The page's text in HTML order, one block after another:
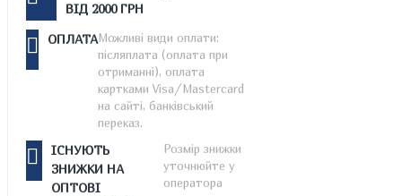
ВІД 2000 ГРН
ОПЛАТАМожливі види оплати:
післяплата (оплата при
отриманні), оплата
картками Visa/Mastercard
на сайті, банківський
переказ.
ІСНУЮТЬ
ЗНИЖКИ НА
ОПТОВІ
Розмір знижки
уточнюйте у
оператора